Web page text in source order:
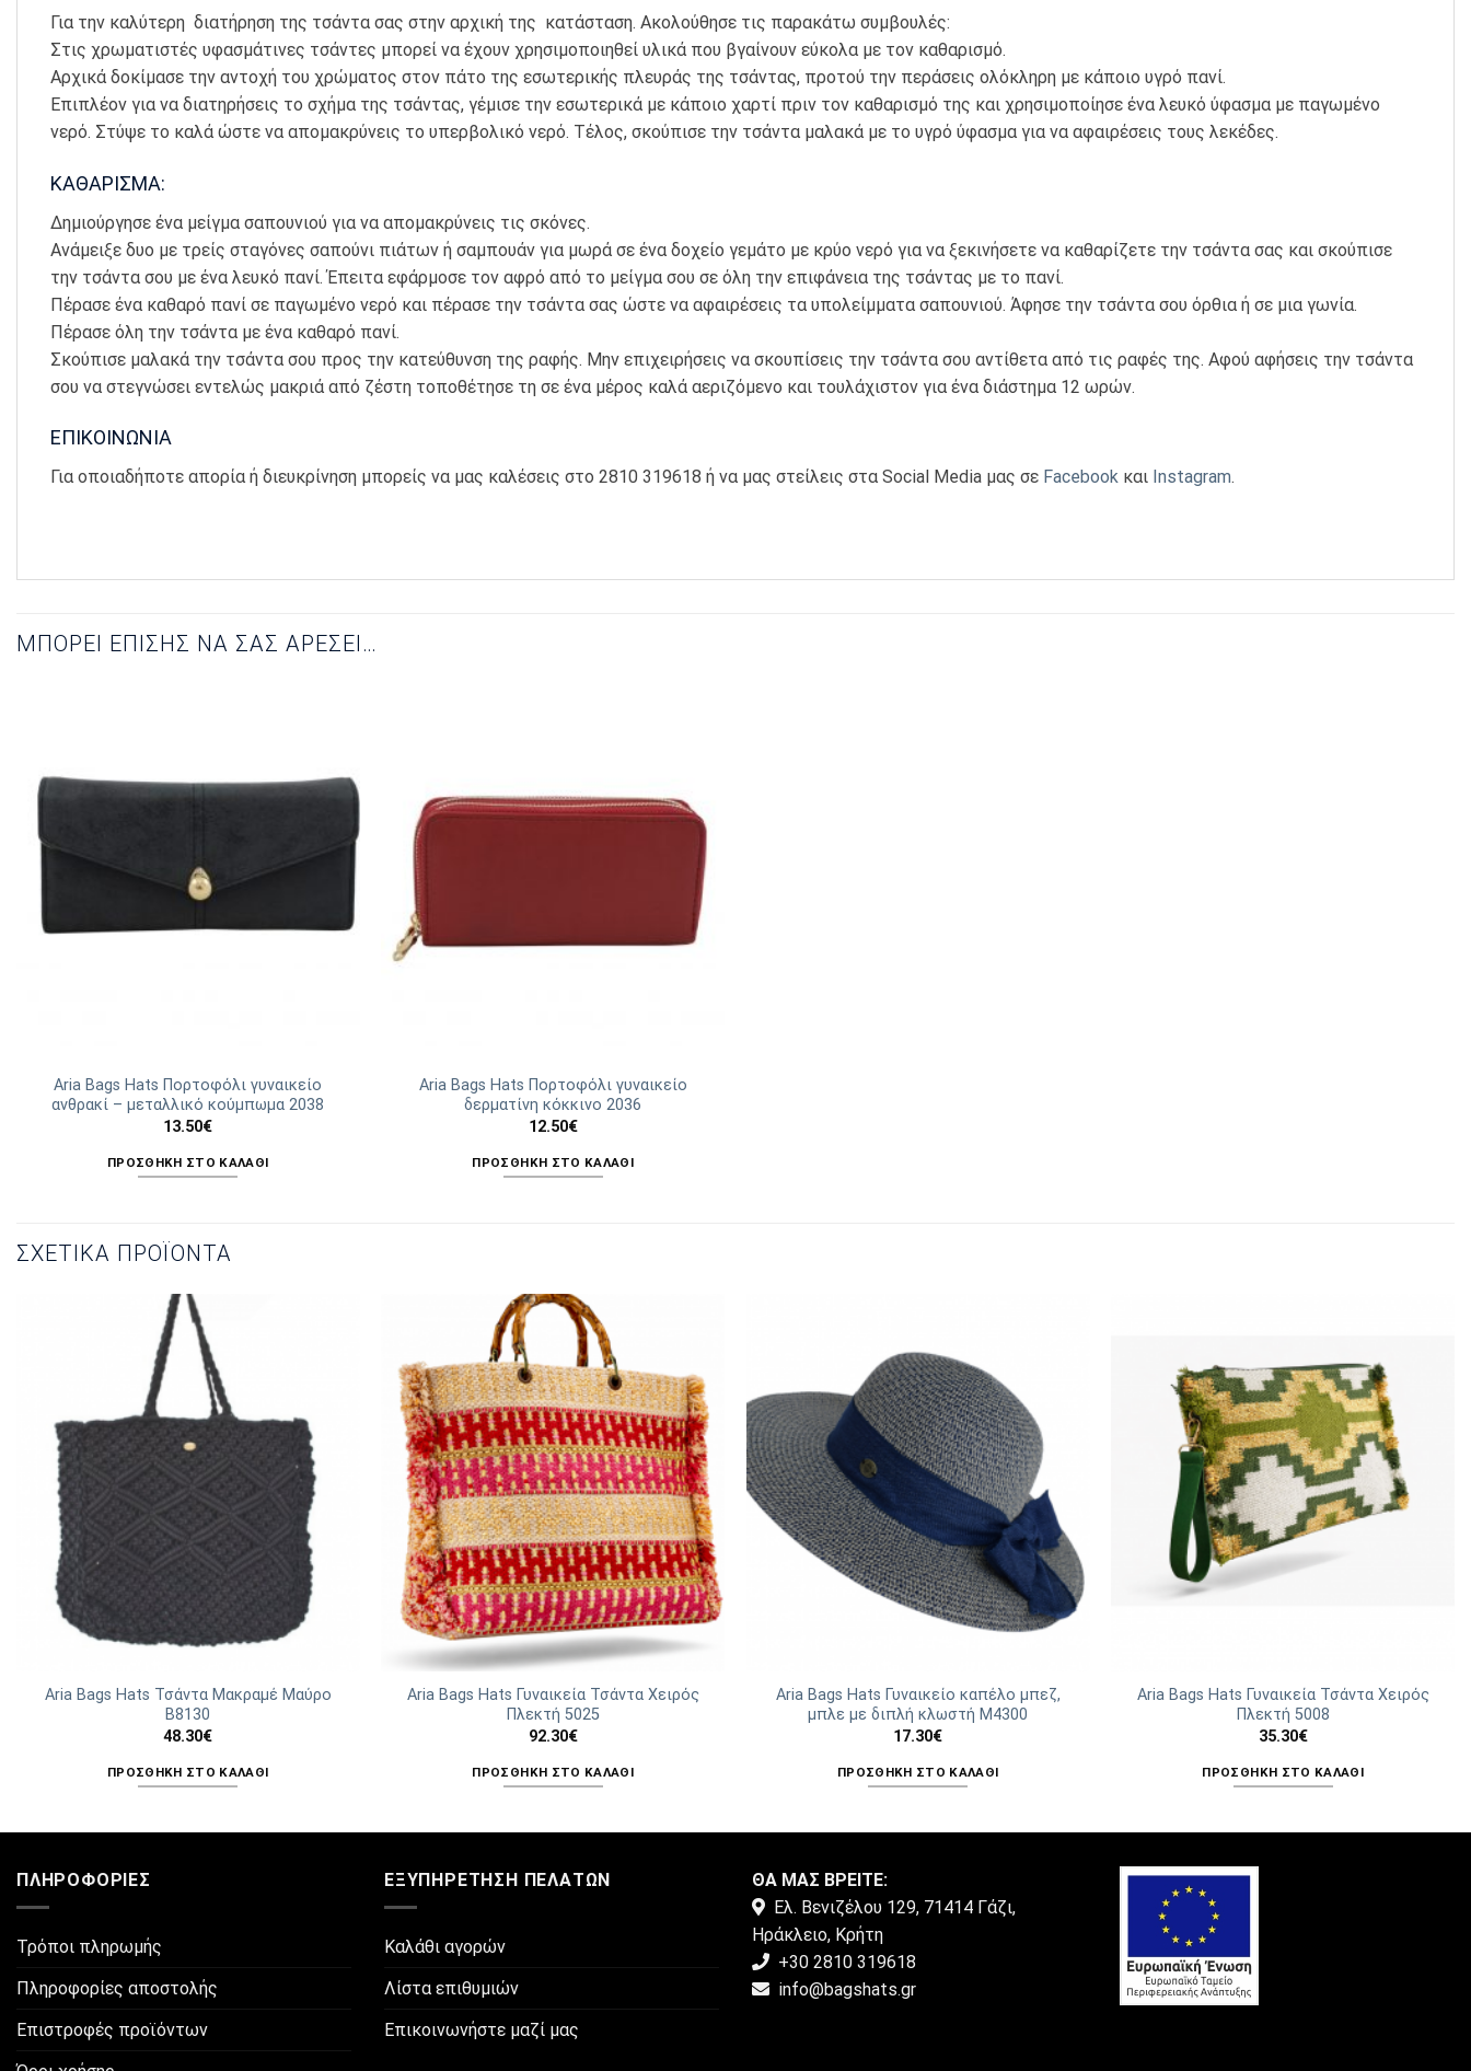
Για την καλύτερη διατήρηση της τσάντα σας στην αρχική της κατάσταση. Ακολούθησε τις παρακάτω συμβουλές:
Στις χρωματιστές υφασμάτινες τσάντες μπορεί να έχουν χρησιμοποιηθεί υλικά που βγαίνουν εύκολα με τον καθαρισμό.
Αρχικά δοκίμασε την αντοχή του χρώματος στον πάτο της εσωτερικής πλευράς της τσάντας, προτού την περάσεις ολόκληρη με κάποιο υγρό πανί.
Επιπλέον για να διατηρήσεις το σχήμα της τσάντας, γέμισε την εσωτερικά με κάποιο χαρτί πριν τον καθαρισμό της και χρησιμοποίησε ένα λευκό ύφασμα με παγωμένο
νερό. Στύψε το καλά ώστε να απομακρύνεις το υπερβολικό νερό. Τέλος, σκούπισε την τσάντα μαλακά με το υγρό ύφασμα για να αφαιρέσεις τους λεκέδες.
ΚΑΘΑΡΙΣΜΑ:
Δημιούργησε ένα μείγμα σαπουνιού για να απομακρύνεις τις σκόνες.
Ανάμειξε δυο με τρείς σταγόνες σαπούνι πιάτων ή σαμπουάν για μωρά σε ένα δοχείο γεμάτο με κρύο νερό για να ξεκινήσετε να καθαρίζετε την τσάντα σας και σκούπισε
την τσάντα σου με ένα λευκό πανί. Έπειτα εφάρμοσε τον αφρό από το μείγμα σου σε όλη την επιφάνεια της τσάντας με το πανί.
Πέρασε ένα καθαρό πανί σε παγωμένο νερό και πέρασε την τσάντα σας ώστε να αφαιρέσεις τα υπολείμματα σαπουνιού. Άφησε την τσάντα σου όρθια ή σε μια γωνία.
Πέρασε όλη την τσάντα με ένα καθαρό πανί.
Σκούπισε μαλακά την τσάντα σου προς την κατεύθυνση της ραφής. Μην επιχειρήσεις να σκουπίσεις την τσάντα σου αντίθετα από τις ραφές της. Αφού αφήσεις την τσάντα
σου να στεγνώσει εντελώς μακριά από ζέστη τοποθέτησε τη σε ένα μέρος καλά αεριζόμενο και τουλάχιστον για ένα διάστημα 12 ωρών.
ΕΠΙΚΟΙΝΩΝΙΑ
Για οποιαδήποτε απορία ή διευκρίνηση μπορείς να μας καλέσεις στο 2810 319618 ή να μας στείλεις στα Social Media μας σε Facebook και Instagram.
ΜΠΟΡΕΊ ΕΠΊΣΗΣ ΝΑ ΣΑΣ ΑΡΈΣΕΙ…
Aria Bags Hats Πορτοφόλι γυναικείο
ανθρακί – μεταλλικό κούμπωμα 2038
13.50€
ΠΡΟΣΘΉΚΗ ΣΤΟ ΚΑΛΆΘΙ
Aria Bags Hats Πορτοφόλι γυναικείο
δερματίνη κόκκινο 2036
12.50€
ΠΡΟΣΘΉΚΗ ΣΤΟ ΚΑΛΆΘΙ
ΣΧΕΤΙΚΆ ΠΡΟΪΌΝΤΑ
Aria Bags Hats Τσάντα Μακραμέ Μαύρο
Β8130
48.30€
ΠΡΟΣΘΉΚΗ ΣΤΟ ΚΑΛΆΘΙ
Aria Bags Hats Γυναικεία Τσάντα Χειρός
Πλεκτή 5025
92.30€
ΠΡΟΣΘΉΚΗ ΣΤΟ ΚΑΛΆΘΙ
Aria Bags Hats Γυναικείο καπέλο μπεζ,
μπλε με διπλή κλωστή Μ4300
17.30€
ΠΡΟΣΘΉΚΗ ΣΤΟ ΚΑΛΆΘΙ
Aria Bags Hats Γυναικεία Τσάντα Χειρός
Πλεκτή 5008
35.30€
ΠΡΟΣΘΉΚΗ ΣΤΟ ΚΑΛΆΘΙ
ΠΛΗΡΟΦΟΡΊΕΣ
Τρόποι πληρωμής
Πληροφορίες αποστολής
Επιστροφές προϊόντων
ΕΞΥΠΗΡΈΤΗΣΗ ΠΕΛΑΤΏΝ
Καλάθι αγορών
Λίστα επιθυμιών
Επικοινωνήστε μαζί μας
ΘΑ ΜΑΣ ΒΡΕΙΤΕ:
Ελ. Βενιζέλου 129, 71414 Γάζι,
Ηράκλειο, Κρήτη
+30 2810 319618
info@bagshats.gr